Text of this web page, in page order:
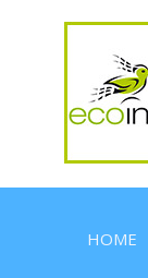
HOME